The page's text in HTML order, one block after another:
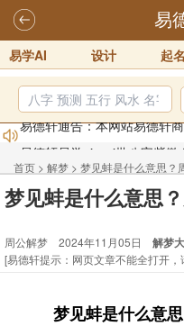
易
易学AI 设计 起名
易德轩易学ai，ai批八字紫微
体验！！
2025-07-01
易德轩网重构及升能完成，
2026年化太岁锦囊属马、鼠
订！！
2025-10-01
易德轩首席风水大师铁笔居
首页 > 解梦 > 梦见蚌是什么意思？
公解梦
梦见蚌是什么意思
周公解梦 2024年11月05日 解梦
[易德轩提示：网页文章不能全打开
梦见蚌是什么意